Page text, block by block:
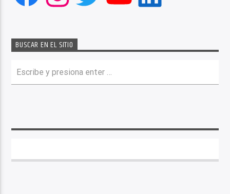
BUSCAR EN EL SITIO